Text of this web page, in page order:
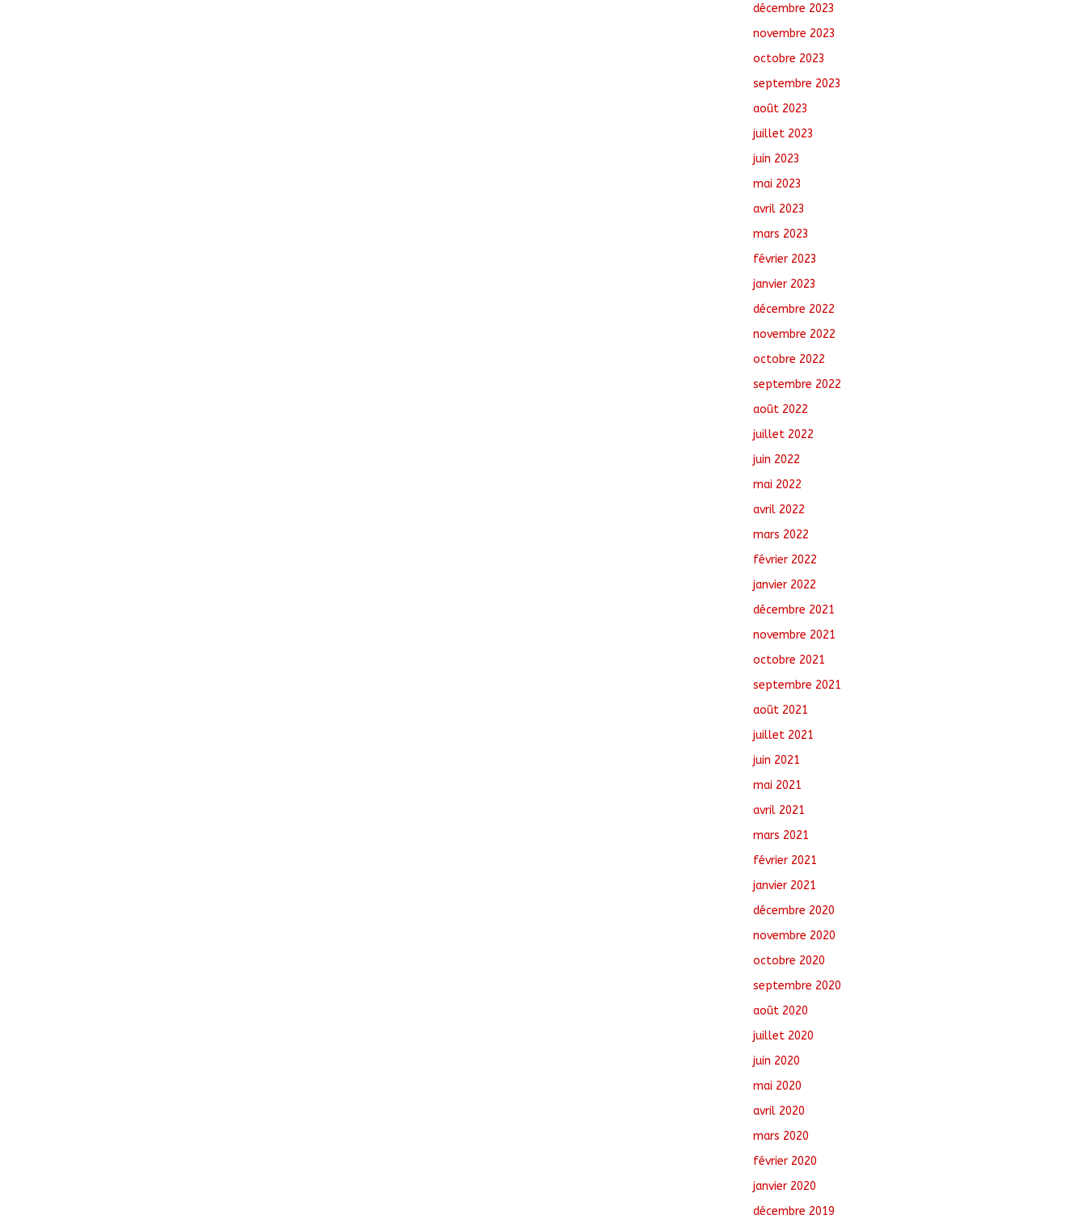
décembre 2023
novembre 2023
octobre 2023
septembre 2023
août 2023
juillet 2023
juin 2023
mai 2023
avril 2023
mars 2023
février 2023
janvier 2023
décembre 2022
novembre 2022
octobre 2022
septembre 2022
août 2022
juillet 2022
juin 2022
mai 2022
avril 2022
mars 2022
février 2022
janvier 2022
décembre 2021
novembre 2021
octobre 2021
septembre 2021
août 2021
juillet 2021
juin 2021
mai 2021
avril 2021
mars 2021
février 2021
janvier 2021
décembre 2020
novembre 2020
octobre 2020
septembre 2020
août 2020
juillet 2020
juin 2020
mai 2020
avril 2020
mars 2020
février 2020
janvier 2020
décembre 2019